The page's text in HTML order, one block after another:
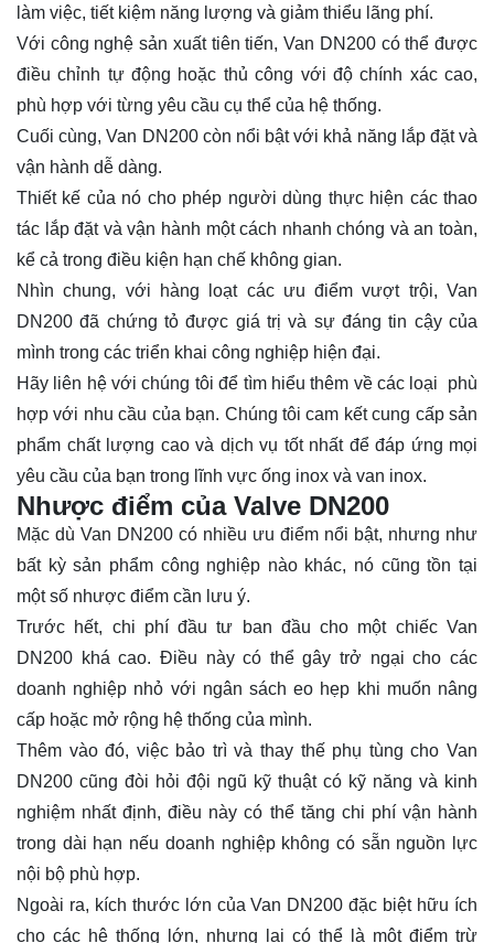
làm việc, tiết kiệm năng lượng và giảm thiểu lãng phí.
Với công nghệ sản xuất tiên tiến, Van DN200 có thể được
điều chỉnh tự động hoặc thủ công với độ chính xác cao,
phù hợp với từng yêu cầu cụ thể của hệ thống.
Cuối cùng, Van DN200 còn nổi bật với khả năng lắp đặt và
vận hành dễ dàng.
Thiết kế của nó cho phép người dùng thực hiện các thao
tác lắp đặt và vận hành một cách nhanh chóng và an toàn,
kể cả trong điều kiện hạn chế không gian.
Nhìn chung, với hàng loạt các ưu điểm vượt trội, Van
DN200 đã chứng tỏ được giá trị và sự đáng tin cậy của
mình trong các triển khai công nghiệp hiện đại.
Hãy liên hệvới chúng tôi để tìm hiểu thêm về các loại phù
hợp với nhu cầu của bạn. Chúng tôi cam kết cung cấp sản
phẩm chất lượng cao và dịch vụ tốt nhất để đáp ứng mọi
yêu cầu của bạn trong lĩnh vực ống inox và van inox.
Nhược điểm của Valve DN200
Mặc dù Van DN200 có nhiều ưu điểm nổi bật, nhưng như
bất kỳ sản phẩm công nghiệp nào khác, nó cũng tồn tại
một số nhược điểm cần lưu ý.
Trước hết, chi phí đầu tư ban đầu cho một chiếc Van
DN200 khá cao. Điều này có thể gây trở ngại cho các
doanh nghiệp nhỏ với ngân sách eo hẹp khi muốn nâng
cấp hoặc mở rộng hệ thống của mình.
Thêm vào đó, việc bảo trì và thay thế phụ tùng cho Van
DN200 cũng đòi hỏi đội ngũ kỹ thuật có kỹ năng và kinh
nghiệm nhất định, điều này có thể tăng chi phí vận hành
trong dài hạn nếu doanh nghiệp không có sẵn nguồn lực
nội bộ phù hợp.
Ngoài ra, kích thước lớn của Van DN200 đặc biệt hữu ích
cho các hệ thống lớn, nhưng lại có thể là một điểm trừ